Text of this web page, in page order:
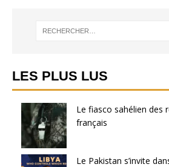
LES PLUS LUS
Le fiasco sahélien des
français
Le Pakistan s’invite